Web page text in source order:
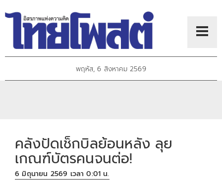
พฤหัส, 6 สิงหาคม 2569
คลังปัดเช็กบิลย้อนหลัง ลุย
เกณฑ์บัตรคนจนต่อ!
6 มิถุนายน 2569 เวลา 0:01 น.